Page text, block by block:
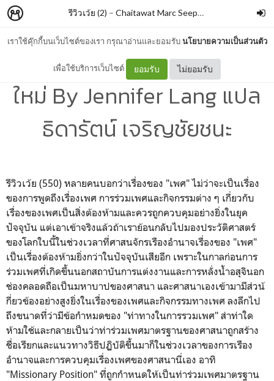
เราใช้คุ๊กกี้บนเว็บไซต์ของเรา กรุณาอ่านและยอมรับนโยบายความเป็นส่วนตัว
เพื่อใช้บริการเว็บไซต์ ยอมรับ ไม่ยอมรับ
รีวิวเว้ย (2) – Chaitawat Marc Seephongsai
CONSENT. เพศศึกษากติกา
ใหม่ By Jennifer Lang แปล
ธิดารัตน์ เจริญชัยชนะ
รีวิวเว้ย (550) หลายคนบอกว่าเรื่องของ "เพศ" ไม่ว่าจะเป็นเรื่อง
ของการพูดถึงเรื่องเพศ การร่วมเพศและกิจกรรมต่าง ๆ เกี่ยวกับ
เรื่องของเพศเป็นสิ่งต้องห้ามและควรถูกควบคุมอย่างยิ่งในยุค
ปัจจุบัน แต่เอาเข้าจริงแล้วถ้าเราย้อนกลับไปมองประวัติศาสตร์
ของโลกใบนี้ในช่วงเวลาที่ศาสนจักรเรืองอำนาจเรื่องของ "เพศ"
เป็นเรื่องต้องห้ามยิ่งกว่าในปัจจุบันเสียอีก เพราะในกาลก่อนการ
ร่วมเพศที่เกิดขึ้นนอกสถาบันการแต่งงานและการหลั่งน้ำอสุจินอก
ช่องคลอดถือเป็นมหาบาปของศาสนา และศาสนาเองเข้ามามีส่วน้
กี่ยวข้องอย่างสูงยิ่งในเรื่องของเพศและกิจกรรมทางเพศ ลงลึกไป
ถึงขนาดที่ว่ามีข้อกำหมดของ "ท่าทางในการรวมเพศ" ส่าท่าใด
ห้ามใช้และกลายเป็นว่าท่าร่วมเพศมาตรฐานของศาสนาถูกสร้าง
ชื่อเรียกและแนวทางวิธีปฏิบัติขึ้นมาก็ในช่วงเวลาของการเรือง
อำนาจและการควบคุมเรื่องเพศของศาสนานี่เอง อาทิ
"Missionary Position" ที่ถูกกำหนดให้เป็นท่าร่วมเพศมาตรฐาน